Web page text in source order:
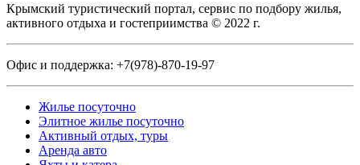
Крымский туристический портал, сервис по подбору жилья,
активного отдыха и гостеприимства © 2022 г.
Офис и поддержка: +7(978)-870-19-97
Жилье посуточно
Элитное жилье посуточно
Активный отдых, туры
Аренда авто